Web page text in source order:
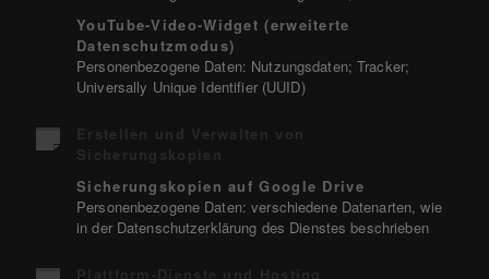
YouTube-Video-Widget (erweiterte
Datenschutzmodus)
Personenbezogene Daten: Nutzungsdaten; Tracker;
Universally Unique Identifier (UUID)
Sicherungskopien auf Google Drive
Personenbezogene Daten: verschiedene Datenarten, wie
in der Datenschutzerklärung des Dienstes beschrieben